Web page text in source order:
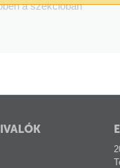
a szekcióban